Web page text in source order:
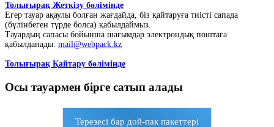
Толығырақ Жеткізу бөлімінде
Егер тауар ақаулы болған жағдайда, біз қайтаруға тиісті сапада
(бүлінбеген түрде болса) қабылдаймыз.
Тауардың сапасы бойынша шағымдар электрондық поштаға
қабылданады: mail@webpack.kz
Толығырақ Қайтару бөлімінде
Осы тауармен бірге сатып алады
Терезесі бар дой-пак пакеттері